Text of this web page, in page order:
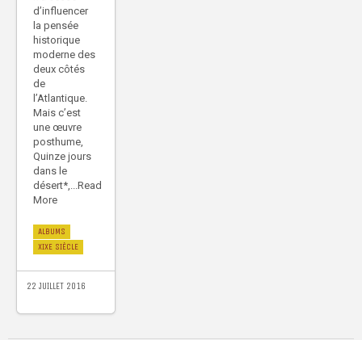
d’influencer
la pensée
historique
moderne des
deux côtés
de
l’Atlantique.
Mais c’est
une œuvre
posthume,
Quinze jours
dans le
désert*,...Read
More
ALBUMS
XIXE SIÈCLE
22 JUILLET 2016